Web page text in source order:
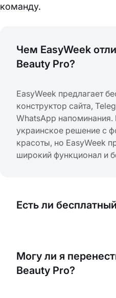
команду.
Чем EasyWeek
Beauty Pro?
EasyWeek предлагает
конструктор сайта,
WhatsApp
украинское решение с
красоты, но EasyWeek
широкий функционал и
Есть ли
времени. Не нужна
регистрации.
Могу ли я
Beauty Pro?